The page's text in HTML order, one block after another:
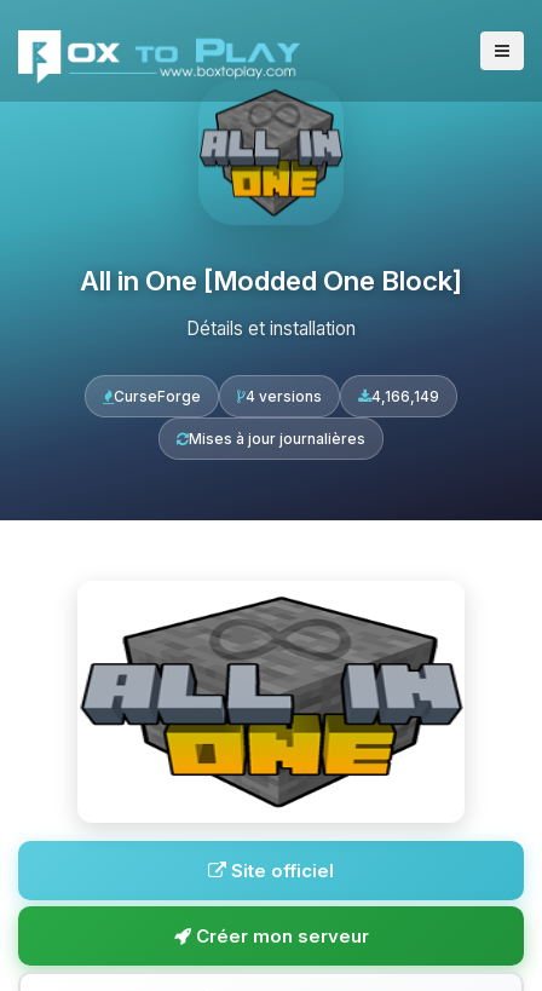
All in One [Modded One Block]
Détails et installation
CurseForge 4 versions 4,166,149
Mises à jour journalières
Site officiel
Créer mon serveur